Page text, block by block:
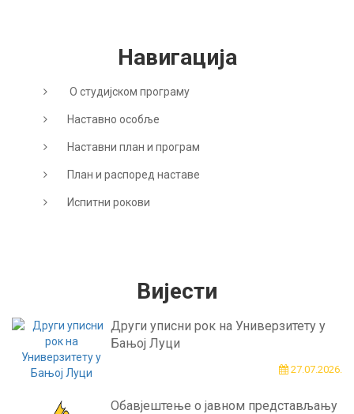
Навигација
О студијском програму
Наставно особље
Наставни план и програм
План и распоред наставе
Испитни рокови
Вијести
Други уписни рок на Универзитету у
Бањој Луци
27.07.2026.
Обавјештење о јавном представљању